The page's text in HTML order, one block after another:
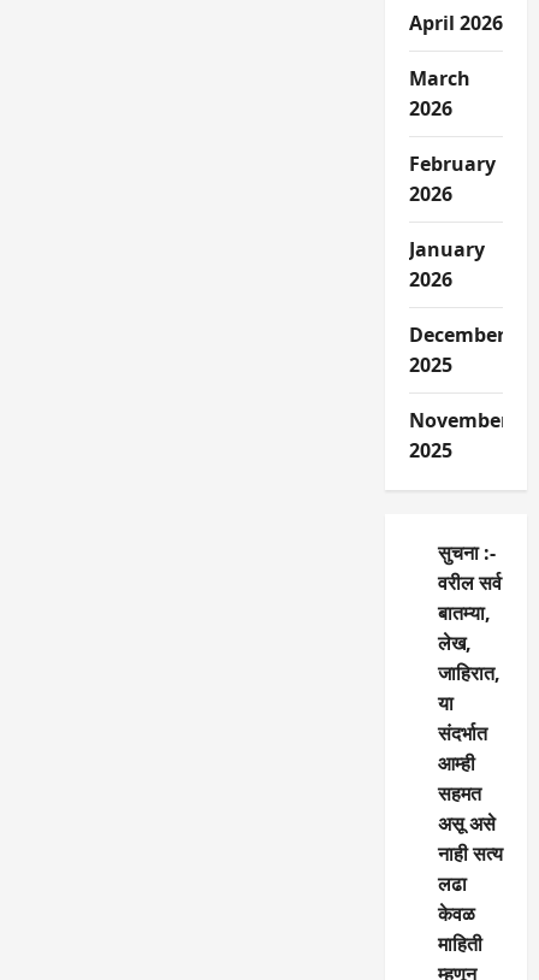
April 2026
March
2026
February
2026
January
2026
December
2025
November
2025
सुचना :-
वरील सर्व
बातम्या,
लेख,
जाहिरात,
या
संदर्भात
आम्ही
सहमत
असू असे
नाही सत्य
लढा
केवळ
माहिती
म्हणून